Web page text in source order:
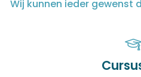
Wij kunnen ieder